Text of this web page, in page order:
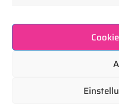
Copyright © 2025